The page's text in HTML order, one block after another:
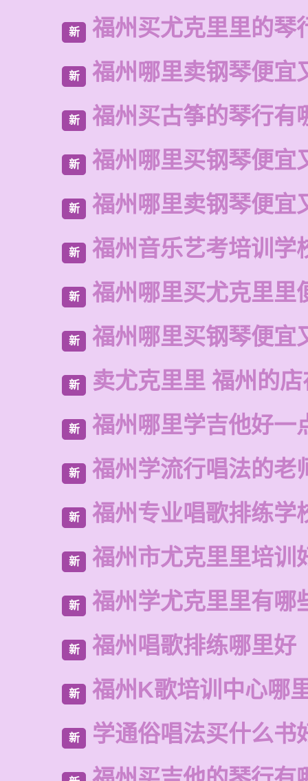
新 福州买尤克里里的琴
新 福州哪里卖钢琴便宜
新 福州买古筝的琴行有
新 福州哪里买钢琴便宜
新 福州哪里卖钢琴便宜
新 福州音乐艺考培训学
新 福州哪里买尤克里里
新 福州哪里买钢琴便宜
新 卖尤克里里 福州的
新 福州哪里学吉他好一
新 福州学流行唱法的老
新 福州专业唱歌排练学
新 福州市尤克里里培训
新 福州学尤克里里有哪
新 福州唱歌排练哪里好
新 福州K歌培训中心哪
新 学通俗唱法买什么书